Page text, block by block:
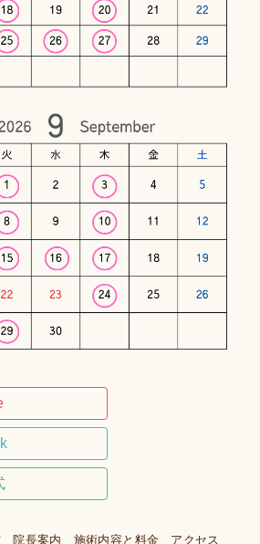
院長案内 施術内容と料金 アクセス